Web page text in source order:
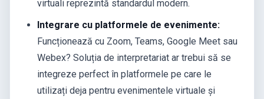
virtuali reprezintă standardul modern.
Integrare cu platformele de evenimente:
Funcționează cu Zoom, Teams, Google Meet sau
Webex? Soluția de interpretariat ar trebui să se
integreze perfect în platformele pe care le
utilizați deja pentru evenimentele virtuale și